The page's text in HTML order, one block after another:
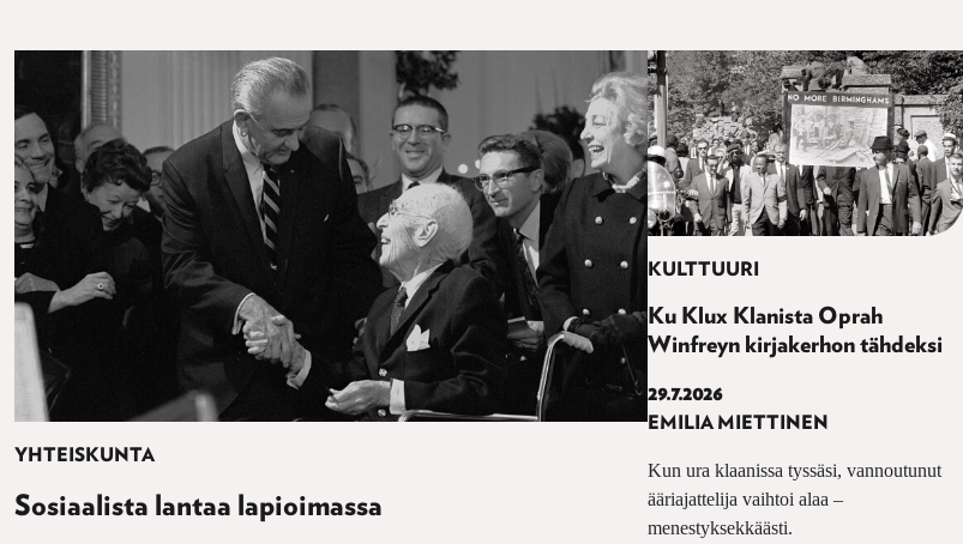
YHTEISKUNTA
Sosiaalista lantaa lapioimassa
KULTTUURI
Ku Klux Klanista Oprah
Winfreyn kirjakerhon tähdeksi
29.7.2026
EMILIA MIETTINEN
Kun ura klaanissa tyssäsi, vannoutunut
ääriajattelija vaihtoi alaa –
menestyksekkäästi.